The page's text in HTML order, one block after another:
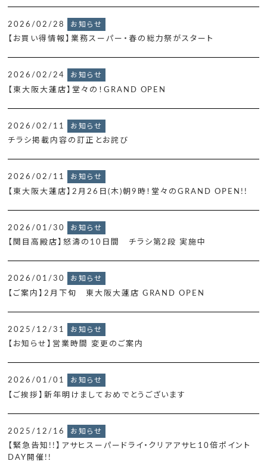
2026/02/28 お知らせ
【お買い得情報】業務スーパー・春の総力祭がスタート
2026/02/24 お知らせ
【東大阪大蓮店】堂々の！GRAND OPEN
2026/02/11 お知らせ
チラシ掲載内容の訂正とお詫び
2026/02/11 お知らせ
【東大阪大蓮店】2月26日(木)朝9時！堂々のGRAND OPEN!!
2026/01/30 お知らせ
【関目高殿店】怒濤の10日間 チラシ第2段 実施中
2026/01/30 お知らせ
【ご案内】2月下旬 東大阪大蓮店 GRAND OPEN
2025/12/31 お知らせ
【お知らせ】営業時間 変更のご案内
2026/01/01 お知らせ
【ご挨拶】新年明けましておめでとうございます
2025/12/16 お知らせ
【緊急告知!!】アサヒスーパードライ・クリアアサヒ10倍ポイント
DAY開催!!